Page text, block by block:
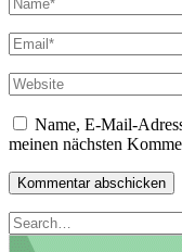
Name, E-Mail-
meinen nächsten
Search
for: